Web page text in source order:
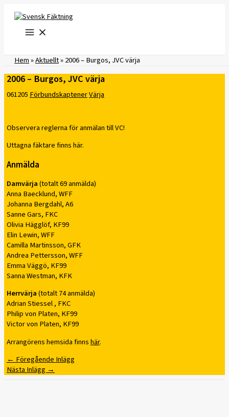
innehåll
Hem»Aktuellt»2006 – Burgos, JVC värja
2006 – Burgos, JVC värja
061205FörbundskaptenerVärja
Observera reglerna för anmälan till VC!
Uttagna fäktare finns här.
Anmälda
Damvärja(totalt 69 anmälda)
Anna Baecklund, WFF
Johanna Bergdahl, A6
Sanne Gars, FKC
Olivia Hägglöf, KF99
Elin Lewin, WFF
Camilla Martinsson, GFK
Andrea Pettersson, WFF
Emma Väggö, KF99
Sanna Westman, KFK
Herrvärja(totalt 74 anmälda)
Adrian Stiessel , FKC
Philip von Platen, KF99
Victor von Platen, KF99
Arrangörens hemsida finnshär.
←Föregående Inlägg
Nästa Inlägg→